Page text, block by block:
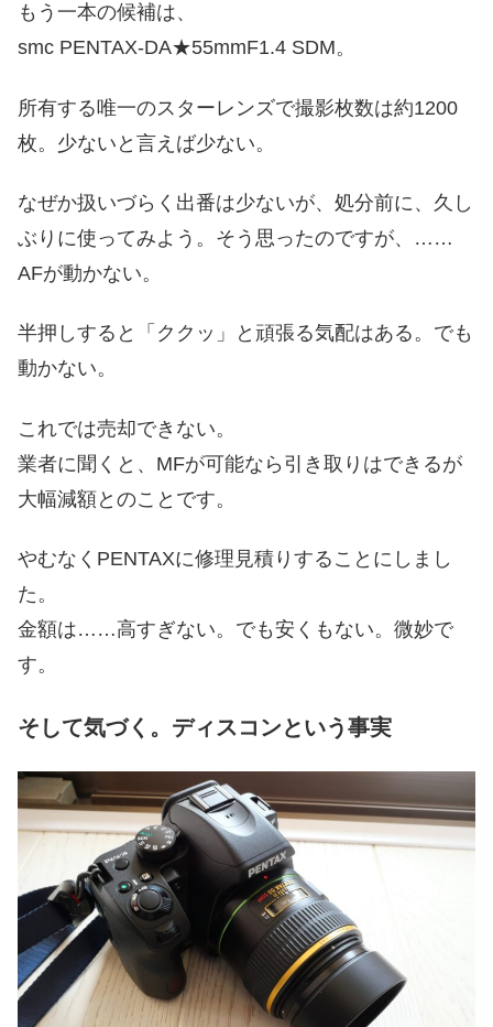
もう一本の候補は、
smc PENTAX-DA★55mmF1.4 SDM。
所有する唯一のスターレンズで撮影枚数は約1200
枚。少ないと言えば少ない。
なぜか扱いづらく出番は少ないが、処分前に、久し
ぶりに使ってみよう。そう思ったのですが、……
AFが動かない。
半押しすると「ククッ」と頑張る気配はある。でも
動かない。
これでは売却できない。
業者に聞くと、MFが可能なら引き取りはできるが
大幅減額とのことです。
やむなくPENTAXに修理見積りすることにしまし
た。
金額は……高すぎない。でも安くもない。微妙で
す。
そして気づく。ディスコンという事実